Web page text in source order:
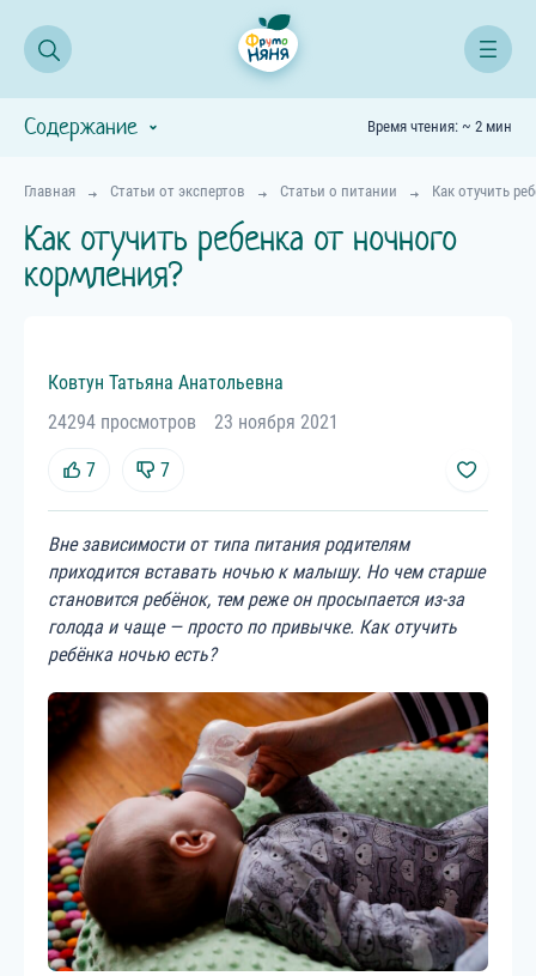
Главная Статьи от экспертов Статьи о питании Как отучить
Как отучить ребенка от ночного
кормления?
Ковтун Татьяна Анатольевна
24294 просмотров
23 ноября 2021
7 7
Вне зависимости от типа питания родителям
приходится вставать ночью к малышу. Но чем старше
становится ребёнок, тем реже он просыпается из-за
голода и чаще — просто по привычке. Как отучить
ребёнка ночью есть?
Содержание Время чтения: ~ 2 мин